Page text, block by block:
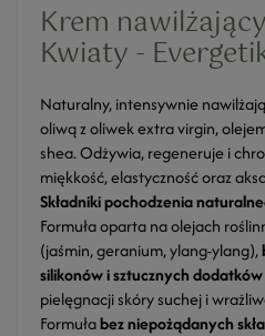
Krem
Kwiaty -
Naturalny, intensywnie
oliwą z oliwek extra virgin,
shea. Odżywia, regeneruje i
miękkość, elastyczność oraz
Składniki pochodzenia
Formuła oparta na olejach
(jaśmin, geranium, ylang-ylang),
silikonów i sztucznych dodatków
pielęgnacji skóry suchej i
Formułabez niepożądanych